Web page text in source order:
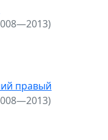
правый